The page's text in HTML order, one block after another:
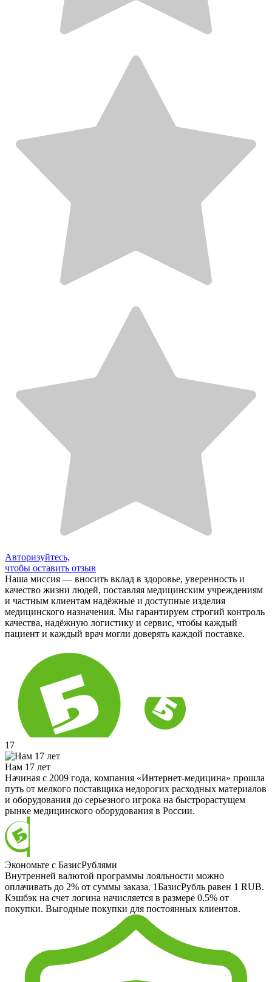
Авторизуйтесь,
чтобы оставить отзыв
Наша миссия — вносить вклад в здоровье, уверенность и
качество жизни людей, поставляя медицинским учреждениям
и частным клиентам надёжные и доступные изделия
медицинского назначения. Мы гарантируем строгий контроль
качества, надёжную логистику и сервис, чтобы каждый
пациент и каждый врач могли доверять каждой поставке.
17
Нам 17 лет
Начиная с 2009 года, компания «Интернет-медицина» прошла
путь от мелкого поставщика недорогих расходных материалов
и оборудования до серьезного игрока на быстрорастущем
рынке медицинского оборудования в России.
Экономьте с БазисРублями
Внутренней валютой программы лояльности можно
оплачивать до 2% от суммы заказа. 1БазисРубль равен 1 RUB.
Кэшбэк на счет логина начисляется в размере 0.5% от
покупки. Выгодные покупки для постоянных клиентов.